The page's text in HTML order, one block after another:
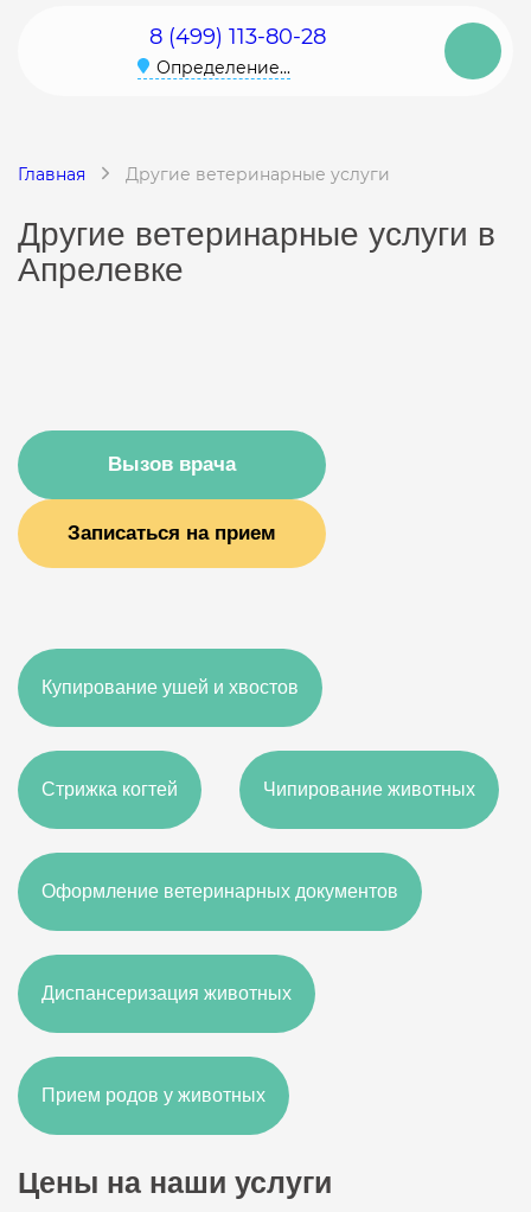
8 (499) 113-80-28
Определение...
Главная Другие ветеринарные услуги
Другие ветеринарные услуги в
Апрелевке
Вызов врача
Записаться на прием
Купирование ушей и хвостов
Стрижка когтей Чипирование животных
Оформление ветеринарных документов
Диспансеризация животных
Прием родов у животных
Цены на наши услуги